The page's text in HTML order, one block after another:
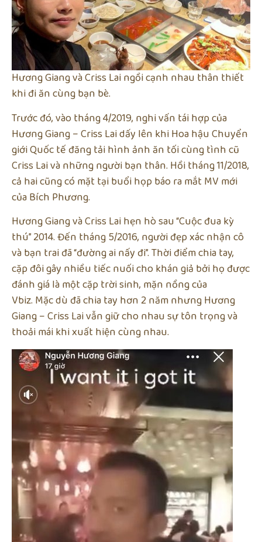
Hương Giang và Criss Lai ngồi cạnh nhau thân thiết
khi đi ăn cùng bạn bè.
Trước đó, vào tháng 4/2019, nghi vấn tái hợp của
Hương Giang – Criss Lai dấy lên khi Hoa hậu Chuyển
giới Quốc tế đăng tải hình ảnh ăn tối cùng tình cũ
Criss Lai và những người bạn thân. Hồi tháng 11/2018,
cả hai cũng có mặt tại buổi họp báo ra mắt MV mới
của Bích Phương.
Hương Giang và Criss Lai hẹn hò sau “Cuộc đua kỳ
thú” 2014. Đến tháng 5/2016, người đẹp xác nhận cô
và bạn trai đã “đường ai nấy đi”. Thời điểm chia tay,
cặp đôi gây nhiều tiếc nuối cho khán giả bởi họ được
đánh giá là một cặp trời sinh, mặn nồng của
Vbiz. Mặc dù đã chia tay hơn 2 năm nhưng Hương
Giang – Criss Lai vẫn giữ cho nhau sự tôn trọng và
thoải mái khi xuất hiện cùng nhau.